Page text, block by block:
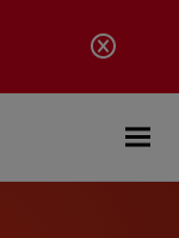
Open